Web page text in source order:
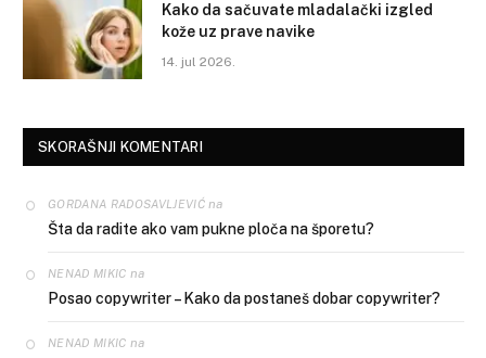
Kako da sačuvate mladalački izgled
kože uz prave navike
14. jul 2026.
SKORAŠNJI KOMENTARI
GORDANA RADOSAVLJEVIĆna
Šta da radite ako vam pukne ploča na šporetu?
NENAD MIKIC na
Posao copywriter – Kako da postaneš dobar copywriter?
NENAD MIKIC na